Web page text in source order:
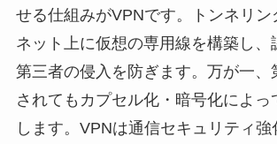
せる仕組みがVPNです。トンネリン
ネット上に仮想の専用線を構築し、
第三者の侵入を防ぎます。万が一、
されてもカプセル化・暗号化によっ
します。VPNは通信セキュリティ